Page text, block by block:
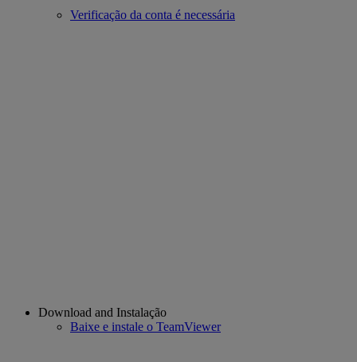
Verificação da conta é necessária
Download and Instalação
Baixe e instale o TeamViewer